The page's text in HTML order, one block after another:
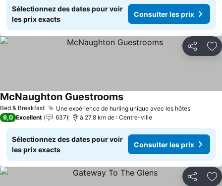
Sélectionnez des dates pour voir
les prix exacts
Consulter les prix
Partager
Bed & Breakfast Une expérience de hurling unique avec les hôtes
McNaughton Guestrooms
9,0 Excellent 637 à 27.8 km de : Centre-ville
Sélectionnez des dates pour voir
les prix exacts
Consulter les prix
Partager